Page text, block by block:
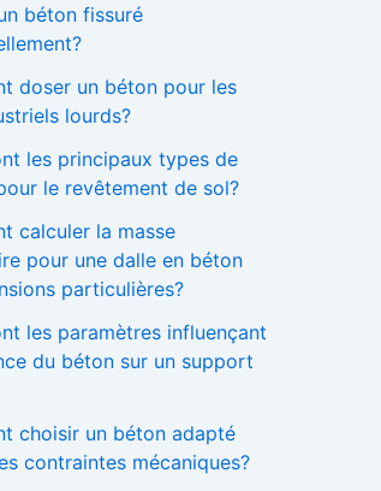
béton fissuré
doser un béton pour les
lourds?
les principaux types de
le revêtement de sol?
calculer la masse
pour une dalle en béton
particulières?
les paramètres influençant
du béton sur un support
choisir un béton adapté
contraintes mécaniques?